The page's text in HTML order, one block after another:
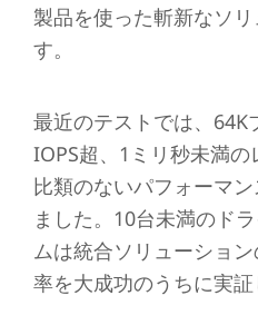
製品を使った斬新なソ
す。
最近のテストでは、
IOPS超、1ミリ秒未満の
比類のないパフォーマ
ました。10台未満のド
ムは統合ソリューショ
率を大成功のうちに実証